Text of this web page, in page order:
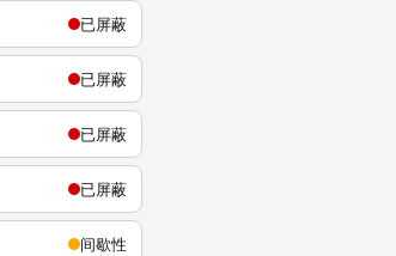
已屏蔽
已屏蔽
已屏蔽
已屏蔽
间歇性